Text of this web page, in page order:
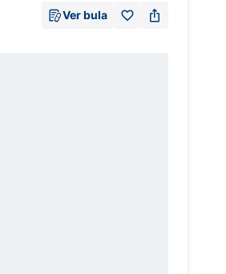
Ver bula